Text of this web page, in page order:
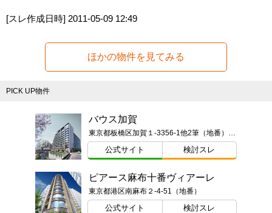
[スレ作成日時] 2011-05-09 12:49
ほかの物件を見てみる
PICK UP物件
バウス加賀
東京都板橋区加賀１-3356-1他2筆（地番）ほか
公式サイト 検討スレ
ピアース麻布十番ヴィアーレ
東京都港区南麻布２-4-51（地番）
公式サイト 検討スレ